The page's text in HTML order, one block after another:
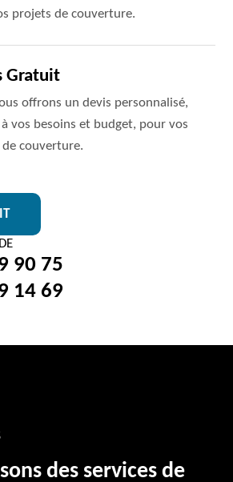
projets de couverture.
Gratuit
offrons un devis personnalisé,
vos besoins et budget, pour vos
couverture.
90 75
14 69
des services de